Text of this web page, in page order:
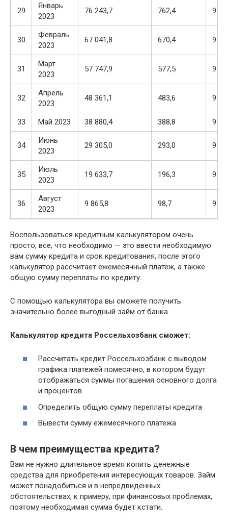
29
Январь
2023
76 243,7 762,4 9
30
Февраль
2023
67 041,8 670,4 9
31
Март
2023
57 747,9 577,5 9
32
Апрель
2023
48 361,1 483,6 9
33 Май 2023 38 880,4 388,8 9
34
Июнь
2023
29 305,0 293,0 9
35
Июль
2023
19 633,7 196,3 9
36
Август
2023
9 865,8 98,7 9
Воспользоваться кредитным калькулятором очень
просто, все, что необходимо — это ввести необходимую
вам сумму кредита и срок кредитования, после этого
калькулятор рассчитает ежемесячный платеж, а также
общую сумму переплаты по кредиту.
С помощью калькулятора вы сможете получить
значительно более выгодный займ от банка
Калькулятор кредита Россельхозбанк сможет:
Рассчитать кредит Россельхозбанк с выводом
графика платежей помесячно, в котором будут
отображаться суммы погашения основного долга
и процентов
Определить общую сумму переплаты кредита
Вывести сумму ежемесячного платежа
В чем преимущества кредита?
Вам не нужно длительное время копить денежные
средства для приобретения интересующих товаров. Займ
может понадобиться и в непредвиденных
обстоятельствах, к примеру, при финансовых проблемах,
поэтому необходимая сумма будет кстати.